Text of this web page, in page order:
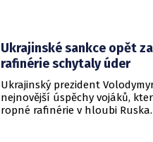
Ukrajinské sankce opět
rafinérie schytaly úder
Ukrajinský prezident
nejnovější úspěchy vojáků,
ropné rafinérie v hloubi